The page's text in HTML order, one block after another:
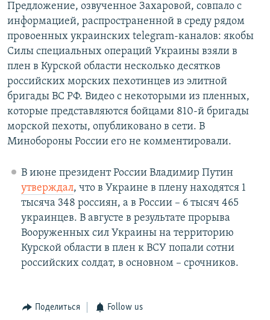
Предложение, озвученное Захаровой, совпало с
информацией, распространенной в среду рядом
провоенных украинских telegram-каналов: якобы
Силы специальных операций Украины взяли в
плен в Курской области несколько десятков
российских морских пехотинцев из элитной
бригады ВС РФ. Видео с некоторыми из пленных,
которые представляются бойцами 810-й бригады
морской пехоты, опубликовано в сети. В
Минобороны России его не комментировали.
В июне президент России Владимир Путин
утверждал, что в Украине в плену находятся 1
тысяча 348 россиян, а в России – 6 тысяч 465
украинцев. В августе в результате прорыва
Вооруженных сил Украины на территорию
Курской области в плен к ВСУ попали сотни
российских солдат, в основном – срочников.
Поделиться Follow us